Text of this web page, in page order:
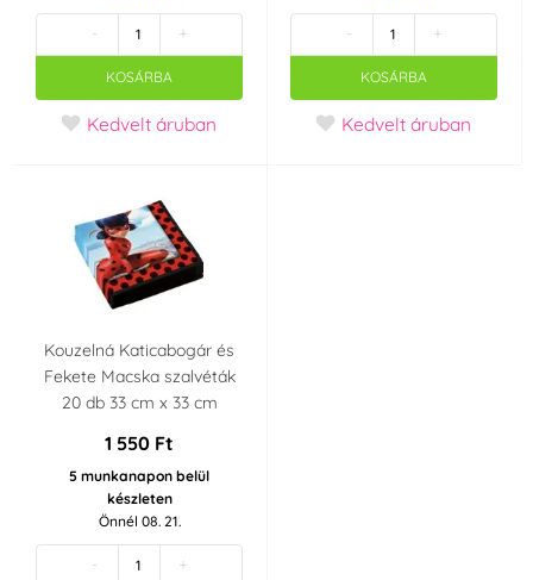
- +
KOSÁRBA
Kedvelt áruban
- +
KOSÁRBA
Kedvelt áruban
Kouzelná Katicabogár és
Fekete Macska szalvéták
20 db 33 cm x 33 cm
1 550 Ft
5 munkanapon belül
készleten
Önnél 08. 21.
- +